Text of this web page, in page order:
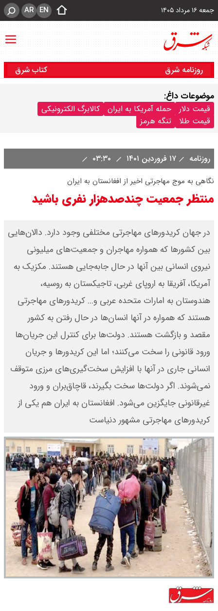
جمعه ۱۶ مرداد ۱۴۰۵ EN
AR
روزنامه شرق کتاب شرق
موضوعات داغ:
قیمت دلار حمله آمریکا به ایران
کالابرگ الکترونیکی
قیمت طلا
تنگه هرمز
روزنامه ۱۷ فروردین ۱۴۰۱
نگاهی به موج مهاجرتی اخیر از افغانستان به ایران
منتظر جمعیت چند‌صدهزار نفری باشید
در جهان کریدورهای مهاجرتی مختلفی وجود دارد. دالان‌هایی
بین کشورها که همواره مهاجران و جمعیت‌های میلیونی
نیروی انسانی بین آنها در حال جابه‌جایی هستند. مکزیک به
آمریکا، آفریقا به اروپای غربی، تاجیکستان به روسیه،
هندوستان به امارات متحده عربی و... کریدورهای مهاجرتی
هستند که همواره در آنها انسان‌ها در حال رفتن به کشور
مقصد و بازگشت هستند. دولت‌ها برای کنترل این جریان‌ها
ورود قانونی را سخت می‌کنند؛ اما این کریدورها و جریان
انسانی جاری در آنها با افزایش سخت‌گیری‌های مرزی متوقف
نمی‌شوند. اگر دولت‌ها سخت بگیرند، قاچاق‌بران و ورود
غیرقانونی جایگزین می‌شود. افغانستان به ایران هم یکی از
کریدورهای مهاجرتی مشهور دنیاست